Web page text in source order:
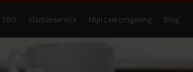
Klantenservice Mijn Leeromgeving Blog